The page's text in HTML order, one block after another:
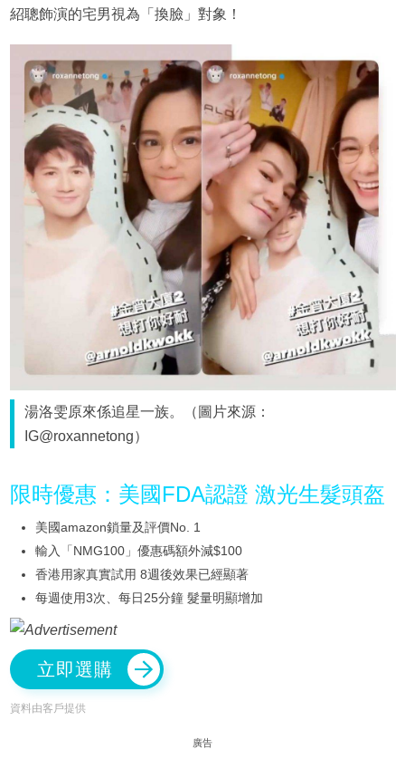
紹聰飾演的宅男視為「換臉」對象！
湯洛雯原來係追星一族。（圖片來源：
IG@roxannetong）
限時優惠：美國FDA認證 激光生髮頭盔
美國amazon鎖量及評價No. 1
輸入「NMG100」優惠碼額外減$100
香港用家真實試用 8週後效果已經顯著
每週使用3次、每日25分鐘 髮量明顯增加
立即選購
資料由客戶提供
廣告